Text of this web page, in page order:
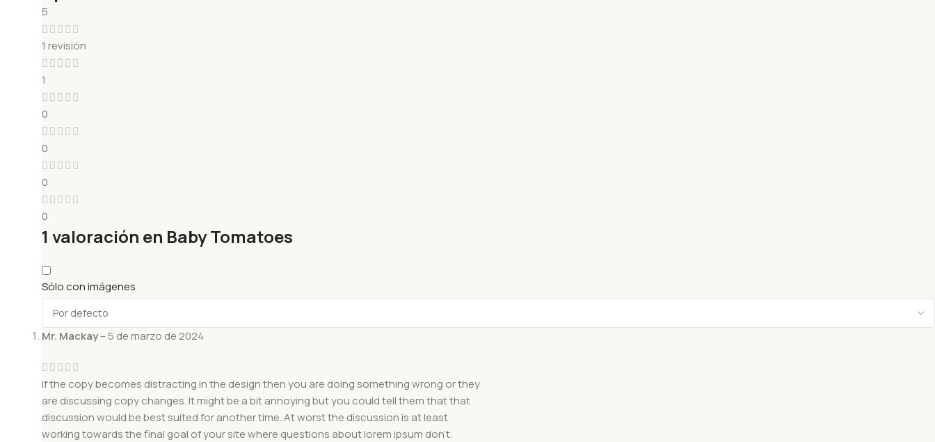
5
1 revisión
1
0
0
0
0
1 valoración en Baby Tomatoes
Sólo con imágenes
Mr. Mackay–5 de marzo de 2024
If the copy becomes distracting in the design then you are doing something wrong or they
are discussing copy changes. It might be a bit annoying but you could tell them that that
discussion would be best suited for another time. At worst the discussion is at least
working towards the final goal of your site where questions about lorem ipsum don’t.